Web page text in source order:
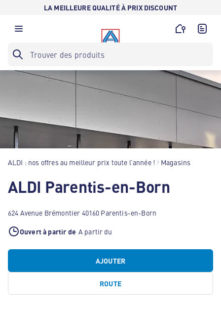
LA MEILLEURE QUALITÉ À PRIX DISCOUNT
ALDI : nos offres au meilleur prix toute l’année ! Magasins
ALDI Parentis-en-Born
624 Avenue Brémontier 40160 Parentis-en-Born
Ouvert à partir de A partir du
AJOUTER
ROUTE